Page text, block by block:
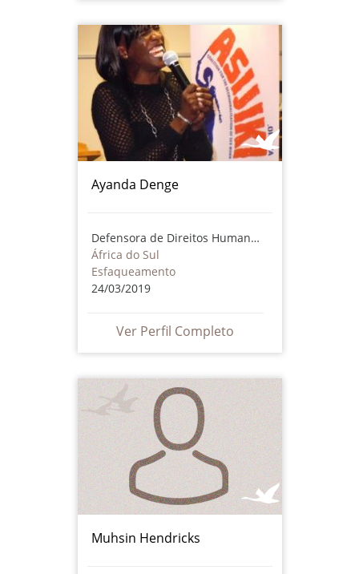
Ayanda Denge
Defensora de Direitos Humanos
África do Sul
Esfaqueamento
24/03/2019
Ver Perfil Completo
Muhsin Hendricks